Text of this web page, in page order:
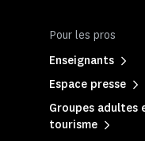
Pour les pros
Enseignants
Espace presse
Groupes adultes
tourisme